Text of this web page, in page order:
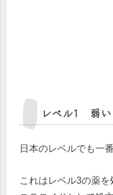
レベル1 弱
日本のレベルでも一
これはレベル3の薬